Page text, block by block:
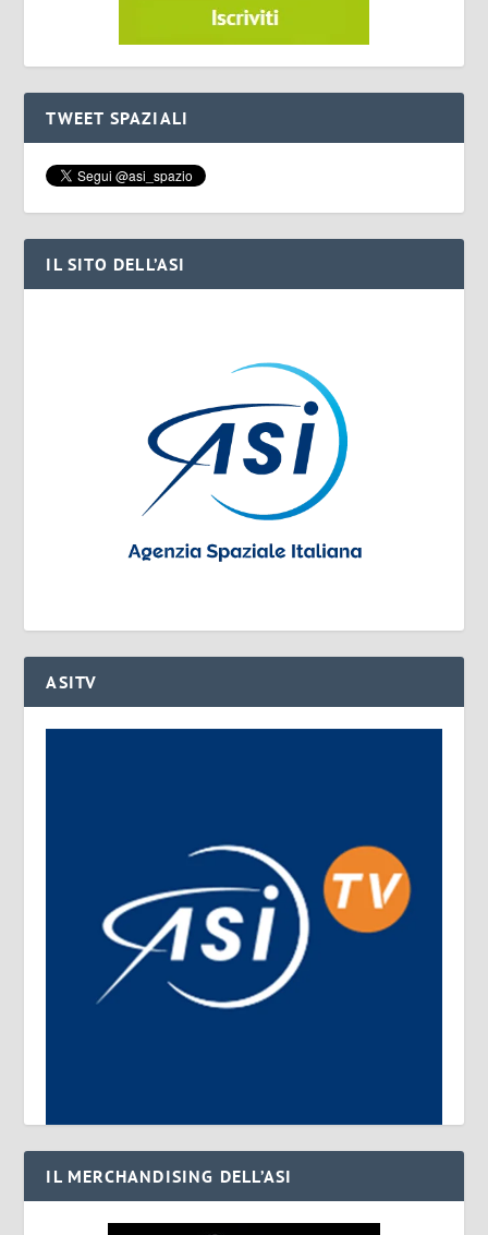
TWEET SPAZIALI
IL SITO DELL’ASI
ASITV
IL MERCHANDISING DELL’ASI